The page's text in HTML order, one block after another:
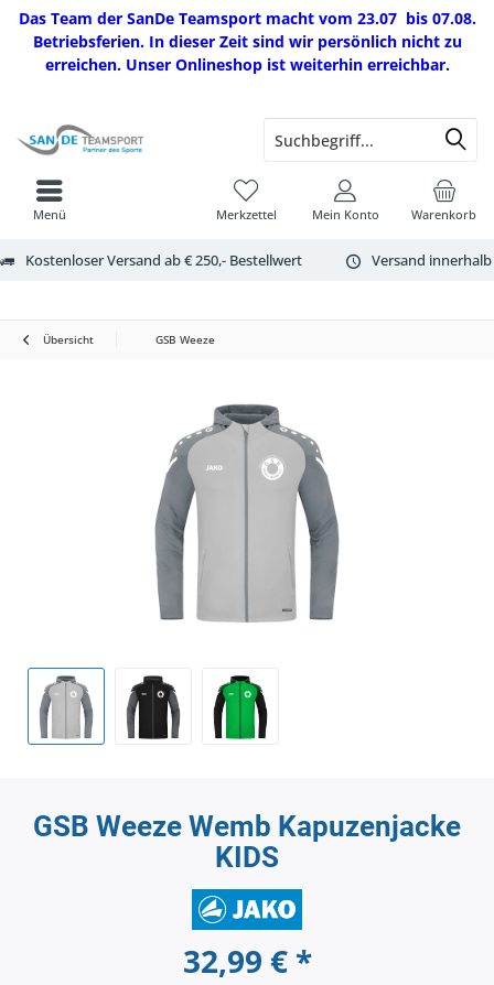
Das Team der SanDe Teamsport macht vom 23.07 bis 07.08.
Betriebsferien. In dieser Zeit sind wir persönlich nicht zu
erreichen. Unser Onlineshop ist weiterhin erreichbar.
Kostenloser Versand ab € 250,- Bestellwert Versand
Warenkorb
Merkzettel Mein Konto
Menü
Übersicht GSB Weeze
GSB Weeze Wemb Kapuzenjacke
KIDS
32,99 € *